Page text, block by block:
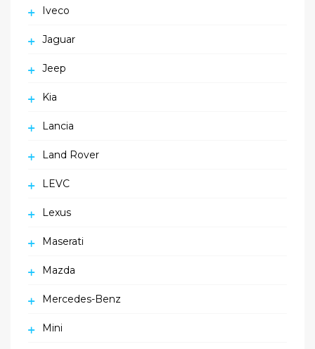
Iveco
Jaguar
Jeep
Kia
Lancia
Land Rover
LEVC
Lexus
Maserati
Mazda
Mercedes-Benz
Mini